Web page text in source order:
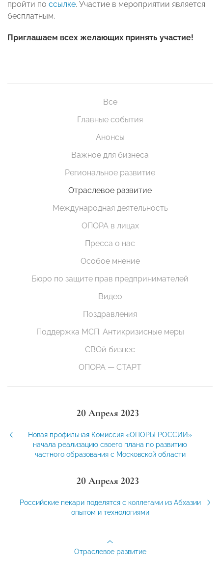
пройти по ссылке. Участие в мероприятии является
бесплатным.
Приглашаем всех желающих принять участие!
Все
Главные события
Анонсы
Важное для бизнеса
Региональное развитие
Отраслевое развитие
Международная деятельность
ОПОРА в лицах
Пресса о нас
Особое мнение
Бюро по защите прав предпринимателей
Видео
Поздравления
Поддержка МСП. Антикризисные меры
СВОй бизнес
ОПОРА — СТАРТ
20 Апреля 2023
Новая профильная Комиссия «ОПОРЫ РОССИИ»
начала реализацию своего плана по развитию
частного образования с Московской области
20 Апреля 2023
Российские пекари поделятся с коллегами из Абхазии
опытом и технологиями
Отраслевое развитие